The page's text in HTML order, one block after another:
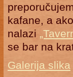
kafane, a
nalazi
se bar na
Galerija slika